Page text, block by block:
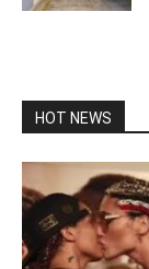
HOT NEWS